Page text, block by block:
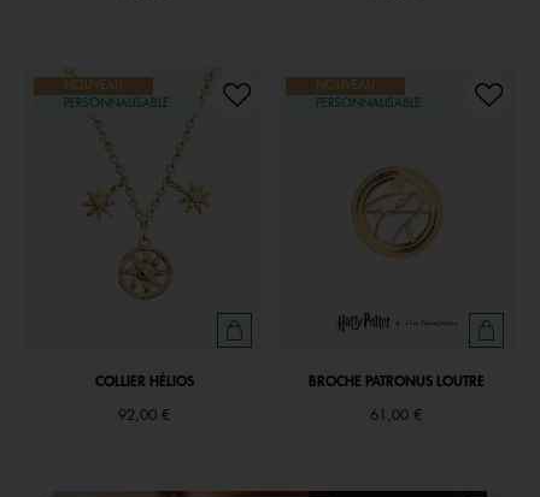
NOUVEAU
PERSONNALISABLE
COLLIER HÉLIOS
92,00 €
NOUVEAU
PERSONNALISABLE
BROCHE PATRONUS LOUTRE
61,00 €